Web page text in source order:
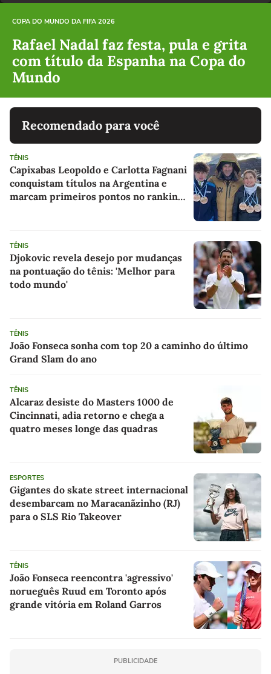
COPA DO MUNDO DA FIFA 2026
Rafael Nadal faz festa, pula e grita
com título da Espanha na Copa do
Mundo
Recomendado para você
TÊNIS
Capixabas Leopoldo e Carlotta Fagnani
conquistam títulos na Argentina e
marcam primeiros pontos no ranking
TÊNIS
Djokovic revela desejo por mudanças
na pontuação do tênis: 'Melhor para
todo mundo'
TÊNIS
João Fonseca sonha com top 20 a caminho do último
Grand Slam do ano
TÊNIS
Alcaraz desiste do Masters 1000 de
Cincinnati, adia retorno e chega a
quatro meses longe das quadras
ESPORTES
Gigantes do skate street internacional
desembarcam no Maracanãzinho (RJ)
para o SLS Rio Takeover
TÊNIS
João Fonseca reencontra 'agressivo'
norueguês Ruud em Toronto após
grande vitória em Roland Garros
PUBLICIDADE